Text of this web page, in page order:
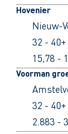
Hovenier
Nieuw-
32 -
15,78 -
Voorman
32 -
2.883 -